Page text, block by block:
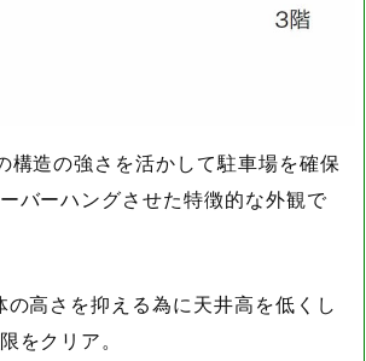
構造の強さを活かして駐車場を確保
バーハングさせた特徴的な外観で
の高さを抑える為に天井高を低くし
をクリア。